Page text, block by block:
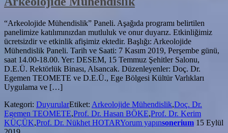
“Arkeolojide Mühendislik” Paneli. Aşağıda programı belirtilen
panelimize katılımınızdan mutluluk ve onur duyarız. Etkinliğimiz
ücretsizdir ve etkinlik afişimiz ektedir. Başlığı: Arkeolojide
Mühendislik Paneli. Tarih ve Saati: 7 Kasım 2019, Perşembe günü,
saat 14.00-18.00. Yer: DESEM, 15 Temmuz Şehitler Salonu,
D.E.Ü. Rektörlük Binası, Alsancak. Düzenleyenler: Doç. Dr.
Egemen TEOMETE ve D.E.Ü., Ege Bölgesi Kültür Varlıkları
Uygulama ve […]
Kategori: DuyurularEtiket: Arkeolojide Mühendislik,Doç. Dr.
Egemen TEOMETE,Prof. Dr. Hasan BÖKE,Prof. Dr. Kerim
KÜÇÜK,Prof. Dr. Nükhet HOTARYorum yapınsonerium 15 Eylül